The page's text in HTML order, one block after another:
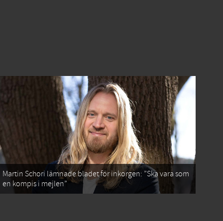
Martin Schori lämnade bladet för inkorgen: ”Ska vara som
en kompis i mejlen”